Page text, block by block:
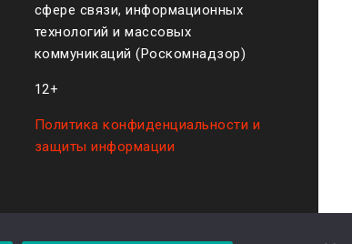
сфере связи, информационных
технологий и массовых
коммуникаций (Роскомнадзор)
12+
Политика конфиденциальности и
защиты информации